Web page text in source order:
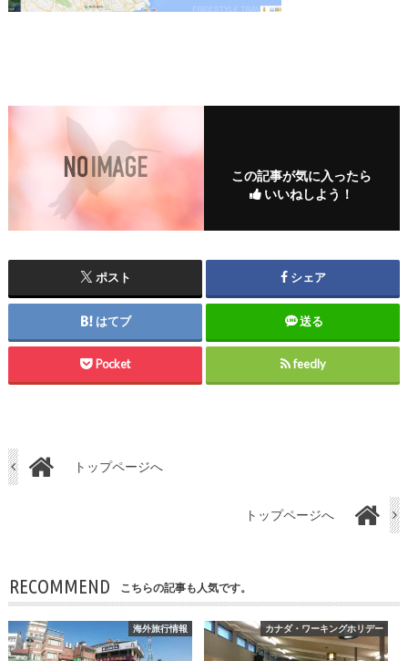
この記事が気に入ったら
いいねしよう！
ポスト シェア
はてブ 送る
Pocket feedly
トップページへ
トップページへ
RECOMMEND こちらの記事も人気です。
海外旅行情報 カナダ・ワーキングホリデー